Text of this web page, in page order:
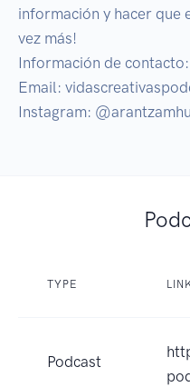
información y hacer que
vez más!
Información de contacto:
Email:
Instagram:
TYPE
Podcast